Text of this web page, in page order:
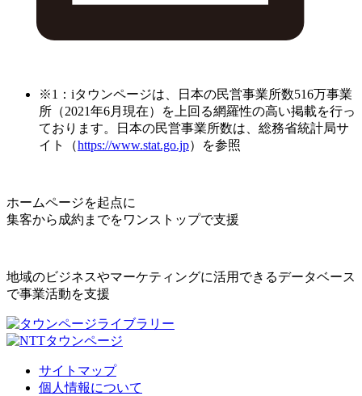
※1：iタウンページは、日本の民営事業所数516万事業
所（2021年6月現在）を上回る網羅性の高い掲載を行っ
ております。日本の民営事業所数は、総務省統計局サ
イト（https://www.stat.go.jp）を参照
ホームページを起点に
集客から成約までをワンストップで支援
地域のビジネスやマーケティングに活用できるデータベース
で事業活動を支援
サイトマップ
個人情報について